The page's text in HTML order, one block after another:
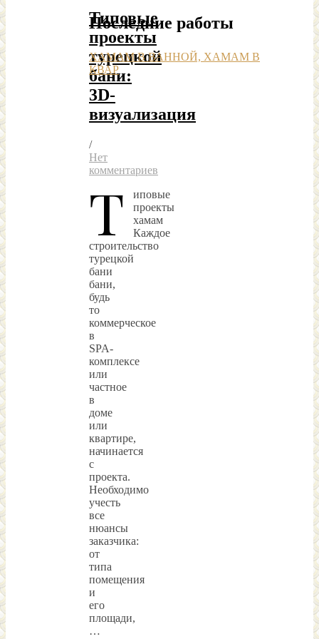
Типовые
проекты
турецкой
бани:
3D-
визуализация
/
Нет
комментариев
Т
иповые
проекты
хамам
Каждое
строительство
турецкой
бани
бани,
будь
то
коммерческое
в
SPA-
комплексе
или
частное
в
доме
или
квартире,
начинается
с
проекта.
Необходимо
учесть
все
нюансы
заказчика:
от
типа
помещения
и
его
площади,
…
Последние работы
ХАМАМ В ВАННОЙ, ХАМАМ В
КВАР